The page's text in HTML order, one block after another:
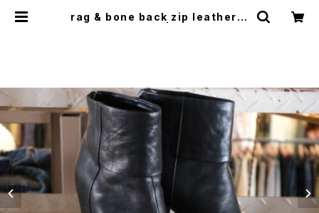
rag & bone back zip leather B